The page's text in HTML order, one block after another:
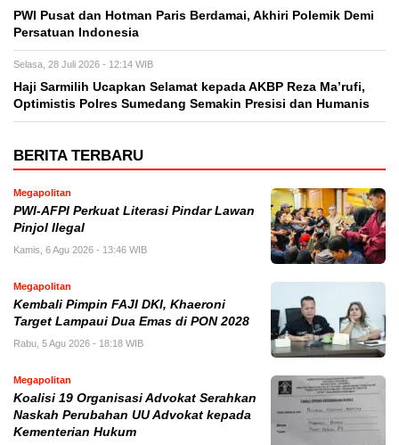
PWI Pusat dan Hotman Paris Berdamai, Akhiri Polemik Demi
Persatuan Indonesia
Selasa, 28 Juli 2026 - 12:14 WIB
Haji Sarmilih Ucapkan Selamat kepada AKBP Reza Ma’rufi,
Optimistis Polres Sumedang Semakin Presisi dan Humanis
BERITA TERBARU
Megapolitan
PWI-AFPI Perkuat Literasi Pindar Lawan
Pinjol Ilegal
Kamis, 6 Agu 2026 - 13:46 WIB
Megapolitan
Kembali Pimpin FAJI DKI, Khaeroni
Target Lampaui Dua Emas di PON 2028
Rabu, 5 Agu 2026 - 18:18 WIB
Megapolitan
Koalisi 19 Organisasi Advokat Serahkan
Naskah Perubahan UU Advokat kepada
Kementerian Hukum